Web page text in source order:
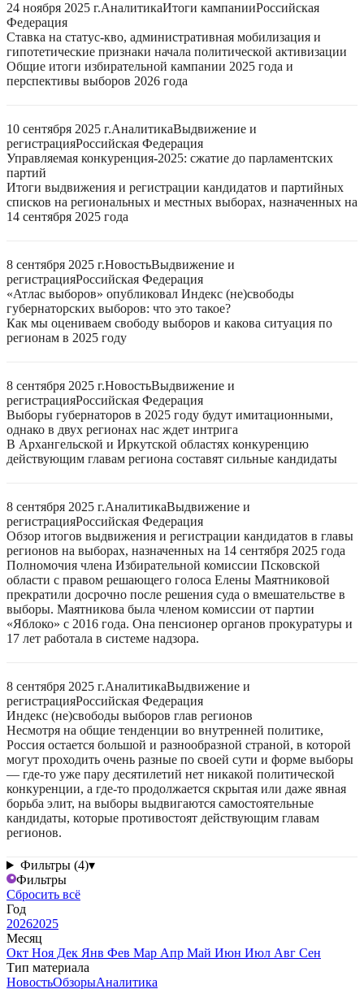
24 ноября 2025 г.АналитикаИтоги кампанииРоссийская
Федерация
Ставка на статус-кво, административная мобилизация и
гипотетические признаки начала политической активизации
Общие итоги избирательной кампании 2025 года и
перспективы выборов 2026 года
10 сентября 2025 г.АналитикаВыдвижение и
регистрацияРоссийская Федерация
Управляемая конкуренция-2025: сжатие до парламентских
партий
Итоги выдвижения и регистрации кандидатов и партийных
списков на региональных и местных выборах, назначенных на
14 сентября 2025 года
8 сентября 2025 г.НовостьВыдвижение и
регистрацияРоссийская Федерация
«Атлас выборов» опубликовал Индекс (не)свободы
губернаторских выборов: что это такое?
Как мы оцениваем свободу выборов и какова ситуация по
регионам в 2025 году
8 сентября 2025 г.НовостьВыдвижение и
регистрацияРоссийская Федерация
Выборы губернаторов в 2025 году будут имитационными,
однако в двух регионах нас ждет интрига
В Архангельской и Иркутской областях конкуренцию
действующим главам региона составят сильные кандидаты
8 сентября 2025 г.АналитикаВыдвижение и
регистрацияРоссийская Федерация
Обзор итогов выдвижения и регистрации кандидатов в главы
регионов на выборах, назначенных на 14 сентября 2025 года
Полномочия члена Избирательной комиссии Псковской
области с правом решающего голоса Елены Маятниковой
прекратили досрочно после решения суда о вмешательстве в
выборы. Маятникова была членом комиссии от партии
«Яблоко» с 2016 года. Она пенсионер органов прокуратуры и
17 лет работала в системе надзора.
8 сентября 2025 г.АналитикаВыдвижение и
регистрацияРоссийская Федерация
Индекс (не)свободы выборов глав регионов
Несмотря на общие тенденции во внутренней политике,
Россия остается большой и разнообразной страной, в которой
могут проходить очень разные по своей сути и форме выборы
— где-то уже пару десятилетий нет никакой политической
конкуренции, а где-то продолжается скрытая или даже явная
борьба элит, на выборы выдвигаются самостоятельные
кандидаты, которые противостоят действующим главам
регионов.
Фильтры (4)▾
Фильтры
Сбросить всё
Год
20262025
Месяц
Окт Ноя Дек Янв Фев Мар Апр Май Июн Июл Авг Сен
Тип материала
НовостьОбзорыАналитика